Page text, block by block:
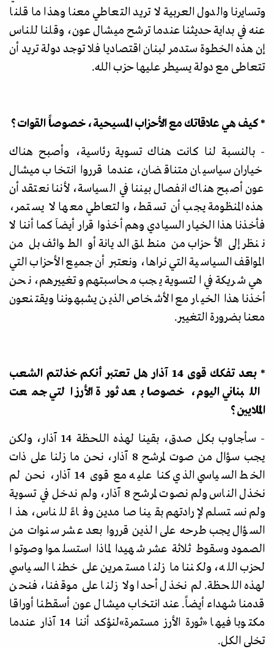
وتسايرنا والدول العربية لا تريد التعاطي معنا وهذا ما قلنا
عنه في بداية حديثنا عندما ترشح ميشال عون، وقلنا للناس
إن هذه الخطوة ستدمر لبنان اقتصاديا فلا توجد دولة تريد أن
تتعاطى مع دولة يسيطر عليها حزب الله.
* كيف هي علاقاتك مع الأحزاب المسيحية، خصوصاً القوات؟
- بالنسبة لنا كانت هناك تسوية رئاسية، وأصبح هناك
خياران سياسيان متناقضان، عندما قرروا انتخاب ميشال
عون أصبح هناك انفصال بيننا في السياسة، لأننا نعتقد أن
هذه المنظومة يجب أن تسقط، والتعاطي معها لا يستمر،
فأخذنا هذا الخيار السيادي وهم أخذوا قرار أيضاَ كما أننا لا
ننظر إلى الأحزاب من منطلق الديانة أو الطوائف بل من
المواقف السياسية التي نراها، ونعتبر أن جميع الأحزاب التي
هي شريكة في التسوية يجب محاسبتهم وتغييرهم، نحن
أخذنا هذا الخيار مع الأشخاص الذين يشبهوننا ويقتنعون
معنا بضرورة التغيير.
* بعد تفكك قوى 14 آذار هل تعتبر أنكم خذلتم الشعب
اللبناني اليوم، خصوصا بعد ثورة الأرز التي جمعت
الملايين؟
- سأجاوب بكل صدق، بقينا لهذه اللحظة 14 آذار، ولكن
يجب سؤال من صوت لمرشح 8 آذار، نحن ما زلنا على ذات
الخط السياسي الذي كنا عليه مع قوى 14 آذار، نحن لم
نخذل الناس ولم نصوت لمرشح 8 آذار، ولم ندخل في تسوية
ولم نستسلم لإرادتهم بقينا صامدين وفاءً للناس، هذا
السؤال يجب طرحه على الذين قرروا بعد عشر سنوات من
الصمود وسقوط ثلاثة عشر شهيدا لماذا استسلموا وصوتوا
لحزب الله، ولكننا ما زلنا مستمرين على خطنا السياسي
لهذه اللحظة. لم نخذل أحدا ولا زلنا على موقفنا، فنحن
قدمنا شهداء أيضاً. عند انتخاب ميشال عون أسقطنا أوراقا
مكتوبا فيها«ثورة الأرز مستمرة»
لنؤكد أننا 14 آذار عندما
تخلى الكل.